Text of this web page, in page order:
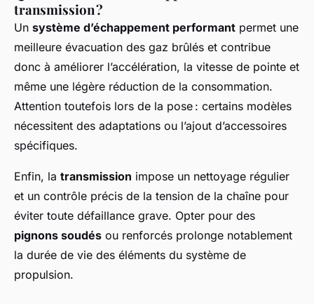
transmission ?
Un système d’échappement performant permet une
meilleure évacuation des gaz brûlés et contribue
donc à améliorer l’accélération, la vitesse de pointe et
même une légère réduction de la consommation.
Attention toutefois lors de la pose : certains modèles
nécessitent des adaptations ou l’ajout d’accessoires
spécifiques.
Enfin, la transmission impose un nettoyage régulier
et un contrôle précis de la tension de la chaîne pour
éviter toute défaillance grave. Opter pour des
pignons soudés ou renforcés prolonge notablement
la durée de vie des éléments du système de
propulsion.